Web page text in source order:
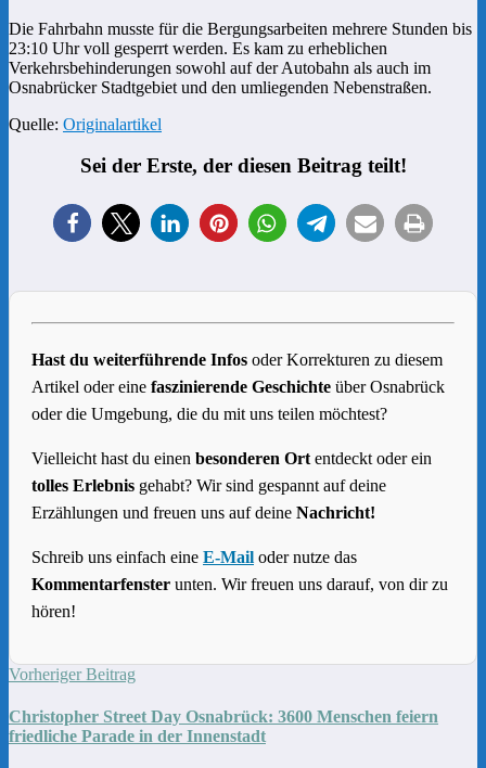
Die Fahrbahn musste für die Bergungsarbeiten mehrere Stunden bis
23:10 Uhr voll gesperrt werden. Es kam zu erheblichen
Verkehrsbehinderungen sowohl auf der Autobahn als auch im
Osnabrücker Stadtgebiet und den umliegenden Nebenstraßen.
Quelle: Originalartikel
Sei der Erste, der diesen Beitrag teilt!
Hast du weiterführende Infos oder Korrekturen zu diesem
Artikel oder eine faszinierende Geschichte über Osnabrück
oder die Umgebung, die du mit uns teilen möchtest?
Vielleicht hast du einen besonderen Ort entdeckt oder ein
tolles Erlebnis gehabt? Wir sind gespannt auf deine
Erzählungen und freuen uns auf deine Nachricht!
Schreib uns einfach eine E-Mail oder nutze das
Kommentarfenster unten. Wir freuen uns darauf, von dir zu
hören!
Vorheriger Beitrag
Christopher Street Day Osnabrück: 3600 Menschen feiern
friedliche Parade in der Innenstadt